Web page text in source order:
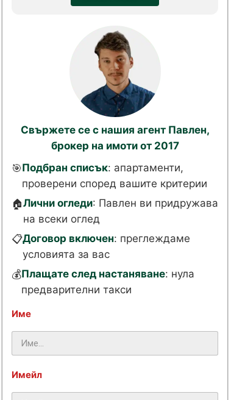
Свържете се с нашия агент Павлен,
брокер на имоти от 2017
🎯Подбран списък: апартаменти,
проверени според вашите критерии
🏠Лични огледи: Павлен ви придружава
на всеки оглед
📋Договор включен: преглеждаме
условията за вас
💰Плащате след настаняване: нула
предварителни такси
Име
Имейл